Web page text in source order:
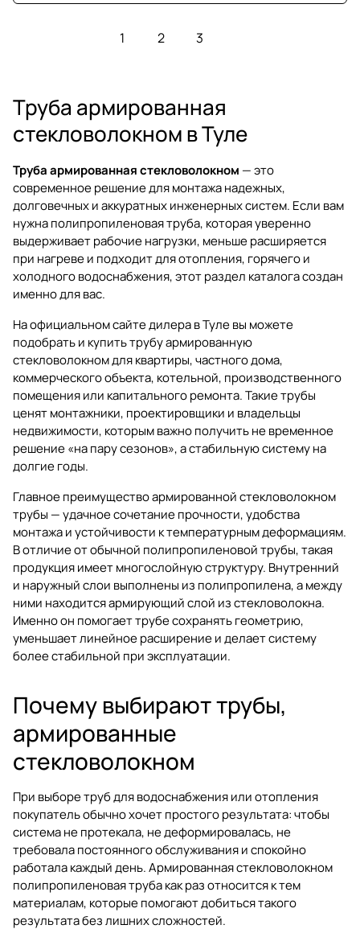
1 2 3
Труба армированная
стекловолокном в Туле
Труба армированная стекловолокном — это
современное решение для монтажа надежных,
долговечных и аккуратных инженерных систем. Если вам
нужна полипропиленовая труба, которая уверенно
выдерживает рабочие нагрузки, меньше расширяется
при нагреве и подходит для отопления, горячего и
холодного водоснабжения, этот раздел каталога создан
именно для вас.
На официальном сайте дилера в Туле вы можете
подобрать и купитьтрубу армированную
стекловолокномдля квартиры, частного дома,
коммерческого объекта, котельной, производственного
помещения или капитального ремонта. Такие трубы
ценят монтажники, проектировщики и владельцы
недвижимости, которым важно получить не временное
решение «на пару сезонов», а стабильную систему на
долгие годы.
Главное преимущество армированной стекловолокном
трубы — удачное сочетание прочности, удобства
монтажа и устойчивости к температурным деформациям.
В отличие от обычной полипропиленовой трубы, такая
продукция имеет многослойную структуру. Внутренний
и наружный слои выполнены из полипропилена, а между
ними находится армирующий слой из стекловолокна.
Именно он помогает трубе сохранять геометрию,
уменьшает линейное расширение и делает систему
более стабильной при эксплуатации.
Почему выбирают трубы,
армированные
стекловолокном
При выборе труб для водоснабжения или отопления
покупатель обычно хочет простого результата: чтобы
система не протекала, не деформировалась, не
требовала постоянного обслуживания и спокойно
работала каждый день. Армированная стекловолокном
полипропиленовая труба как раз относится к тем
материалам, которые помогают добиться такого
результата без лишних сложностей.